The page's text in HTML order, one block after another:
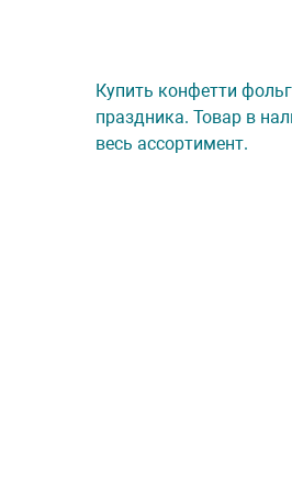
Купить конфетти
праздника. Товар в
весь ассортимент.